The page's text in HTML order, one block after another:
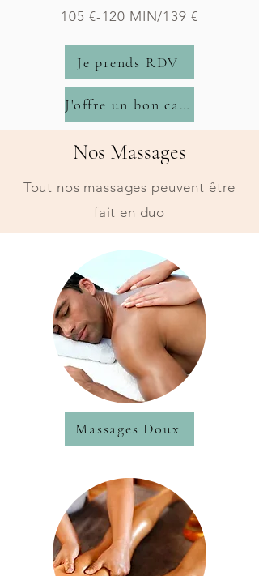
105 €-120 MIN/139 €
Je prends RDV
J'offre un bon cadeau
Nos Massages
Tout nos massages peuvent être
fait en duo
Massages Doux